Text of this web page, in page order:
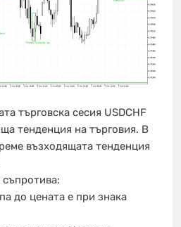
търговска сесия USDCHF
тенденция на търговия. В
възходящата тенденция
до цената е при знака